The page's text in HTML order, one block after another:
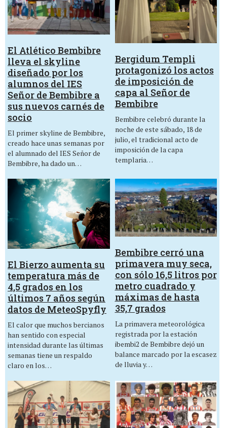
El Atlético Bembibre
lleva el skyline
diseñado por los
alumnos del IES
Señor de Bembibre a
sus nuevos carnés de
socio
El primer skyline de Bembibre,
creado hace unas semanas por
el alumnado del IES Señor de
Bembibre, ha dado un…
Bergidum Templi
protagonizó los actos
de imposición de
capa al Señor de
Bembibre
Bembibre celebró durante la
noche de este sábado, 18 de
julio, el tradicional acto de
imposición de la capa
templaria…
El Bierzo aumenta su
temperatura más de
4,5 grados en los
últimos 7 años según
datos de MeteoSpyfly
El calor que muchos bercianos
han sentido con especial
intensidad durante las últimas
semanas tiene un respaldo
claro en los…
Bembibre cerró una
primavera muy seca,
con sólo 16,5 litros por
metro cuadrado y
máximas de hasta
35,7 grados
La primavera meteorológica
registrada por la estación
ibembi2 de Bembibre dejó un
balance marcado por la escasez
de lluvia y…